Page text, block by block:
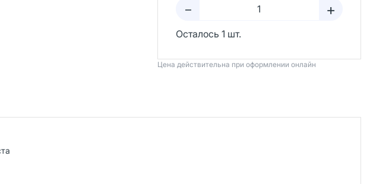
– +
Осталось 1 шт.
Цена действительна при оформлении онлайн